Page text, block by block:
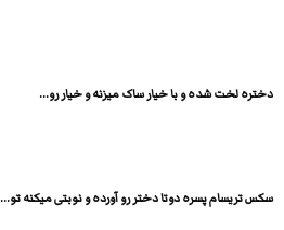
دختره لخت شده و با خیار ساک میزنه و خیار رو...
سکس تریسام پسره دوتا دختر رو آورده و نوبتی میکنه تو...